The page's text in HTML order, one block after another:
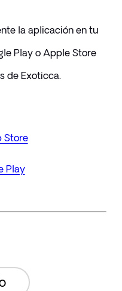
la aplicación en tu
Play o Apple Store
de Exoticca.
Store
Play